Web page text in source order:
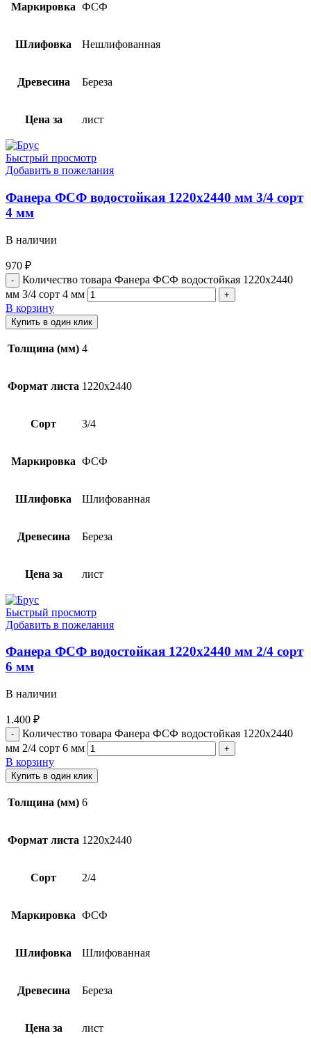
Маркировка ФСФ
Шлифовка Нешлифованная
Древесина Береза
Цена за лист
Быстрый просмотр
Добавить в пожелания
Фанера ФСФ водостойкая 1220х2440 мм 3/4 сорт
4 мм
В наличии
970 ₽
Количество товара Фанера ФСФ водостойкая 1220х2440
мм 3/4 сорт 4 мм
В корзину
Купить в один клик
Толщина (мм) 4
Формат листа 1220х2440
Сорт 3/4
Маркировка ФСФ
Шлифовка Шлифованная
Древесина Береза
Цена за лист
Быстрый просмотр
Добавить в пожелания
Фанера ФСФ водостойкая 1220х2440 мм 2/4 сорт
6 мм
В наличии
1.400 ₽
Количество товара Фанера ФСФ водостойкая 1220х2440
мм 2/4 сорт 6 мм
В корзину
Купить в один клик
Толщина (мм) 6
Формат листа 1220х2440
Сорт 2/4
Маркировка ФСФ
Шлифовка Шлифованная
Древесина Береза
Цена за лист